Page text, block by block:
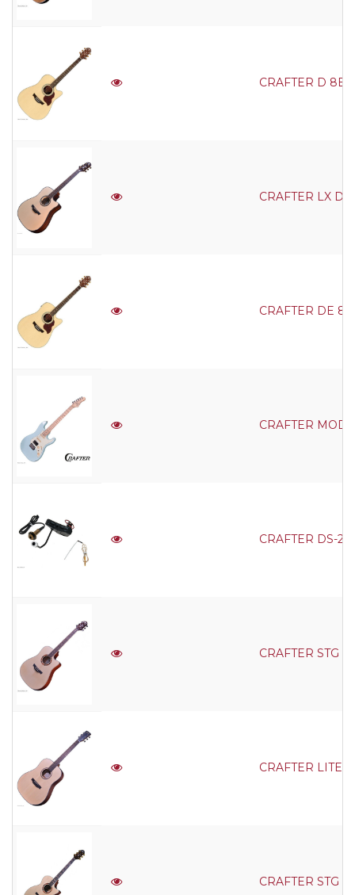
CRAFTER D
CRAFTER LX
CRAFTER DE
CRAFTER
CRAFTER DS-2
CRAFTER STG
CRAFTER LITE
CRAFTER STG